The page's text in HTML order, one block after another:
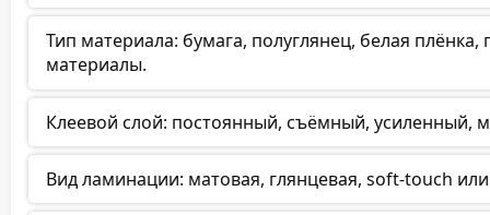
Тип материала: бумага, полуглянец, белая
материалы.
Клеевой слой: постоянный, съёмный, усиленный,
Вид ламинации: матовая, глянцевая, soft-touch